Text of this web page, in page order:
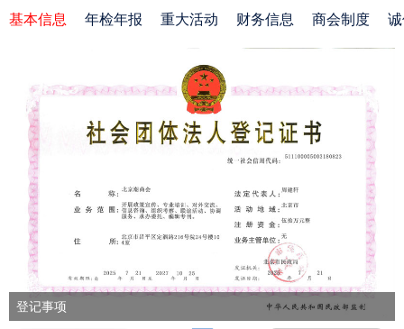
基本信息 年检年报 重大活动 财务信息 商会制度
登记事项